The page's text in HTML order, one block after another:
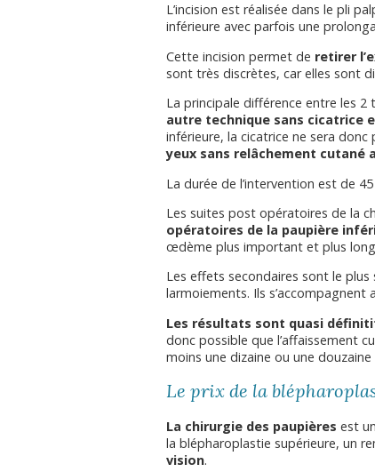
L’incision est réalisée dans le pli
inférieure avec parfois une
Cette incision permet de retirer
sont très discrètes, car elles sont
La principale différence entre les 2
autre technique sans cicatrice
inférieure, la cicatrice ne sera
yeux sans relâchement cutané
La durée de l’intervention est de
Les suites post opératoires de la
opératoires de la paupière
œdème plus important et plus
Les effets secondaires sont le
larmoiements. Ils s’accompagnent
Les résultats sont quasi
donc possible que l’affaissement
moins une dizaine ou une douzaine
Le prix de la
La chirurgie des paupières est
la blépharoplastie supérieure, un
vision.